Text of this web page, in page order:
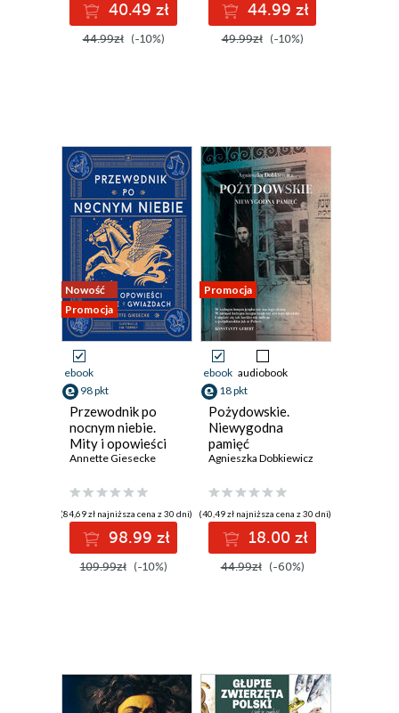
40.49 zł
44.99zł (-10%)
44.99 zł
49.99zł (-10%)
Nowość
Promocja
ebook
98 pkt
Przewodnik po
nocnym niebie.
Mity i opowieści
zapisane w
Annette Giesecke
(84,69 zł najniższa cena z 30 dni)
98.99 zł
109.99zł (-10%)
Promocja
ebook audiobook
18 pkt
Pożydowskie.
Niewygodna
pamięć
Agnieszka Dobkiewicz
(40,49 zł najniższa cena z 30 dni)
18.00 zł
44.99zł (-60%)